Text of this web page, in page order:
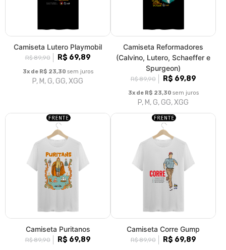
Camiseta Lutero Playmobil
R$ 89,90 R$ 69,89
3x de R$ 23,30 sem juros
P, M, G, GG, XGG
Camiseta Reformadores
(Calvino, Lutero, Schaeffer e
Spurgeon)
R$ 89,90 R$ 69,89
3x de R$ 23,30 sem juros
P, M, G, GG, XGG
Camiseta Puritanos
R$ 89,90 R$ 69,89
Camiseta Corre Gump
R$ 89,90 R$ 69,89